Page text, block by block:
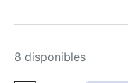
8 disponibles